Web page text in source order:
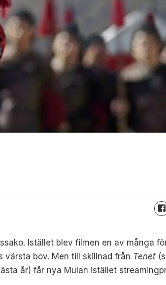
Istället blev filmen en av många
värsta bov. Men till skillnad från Tenet
år) får nya Mulan istället